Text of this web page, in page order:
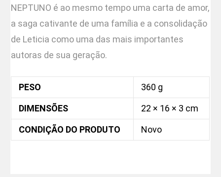
NEPTUNO é ao mesmo tempo uma carta de amor,
a saga cativante de uma família e a consolidação
de Leticia como uma das mais importantes
autoras de sua geração.
PESO 360 g
DIMENSÕES 22 × 16 × 3 cm
CONDIÇÃO DO PRODUTO Novo